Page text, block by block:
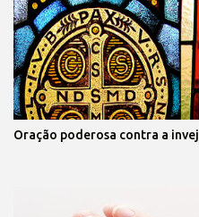
Oração poderosa contra a